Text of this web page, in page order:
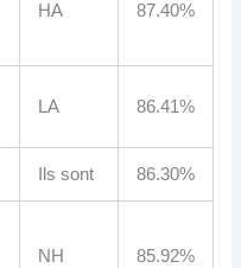
HA 87.40%
LA 86.41%
Ils sont 86.30%
NH 85.92%